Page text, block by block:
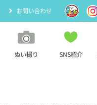
お問い合わせ
ぬい撮り SNS紹介